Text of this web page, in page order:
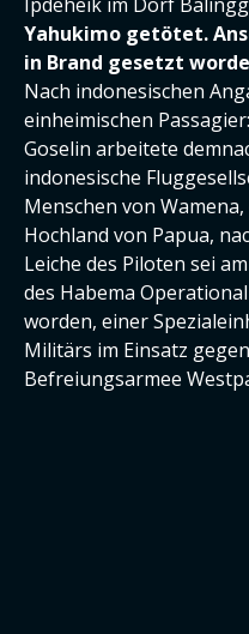
Yahukimo getötet.
in Brand gesetzt
Nach indonesischen
einheimischen
Goselin arbeitete
indonesische
Menschen von
Hochland von Papua,
Leiche des Piloten sei
des Habema
worden, einer
Militärs im Einsatz
Befreiungsarmee